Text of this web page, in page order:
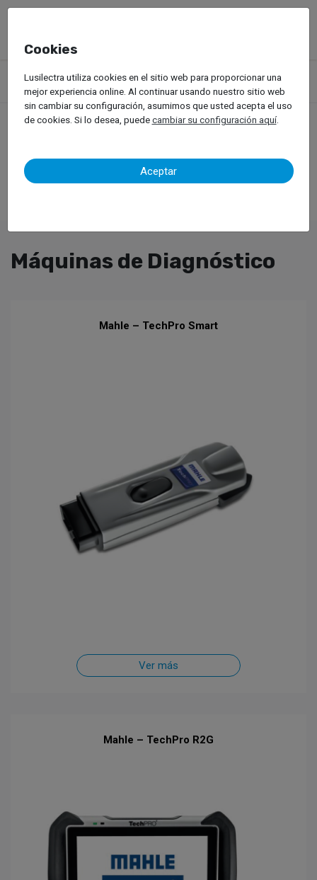
Productos Equipos de Taller
Diagnosis Automóvil
Máquinas de Diagnóstico
Máquinas de Diagnóstico
Mahle – TechPro Smart
Ver más
Mahle – TechPro R2G
Cookies
Lusilectra utiliza cookies en el sitio web para proporcionar una
mejor experiencia online. Al continuar usando nuestro sitio web
sin cambiar su configuración, asumimos que usted acepta el uso
de cookies. Si lo desea, puedecambiar su configuración aquí.
Aceptar